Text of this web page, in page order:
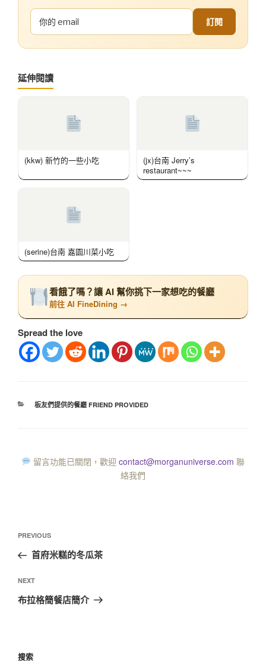
訂閱
延伸閱讀
(kkw) 新竹的一些小吃
(jx)台南 Jerry’s
restaurant~~~
(serine)台南 嘉園川菜小吃
看餓了嗎？讓 AI 幫你挑下一家想吃的餐廳
前往 AI FineDining →
Spread the love
板友們提供的餐廳 FRIEND PROVIDED
留言功能已關閉，歡迎 contact@morganuniverse.com 聯
絡我們
PREVIOUS
首府米糕的冬瓜茶
NEXT
布拉格簡餐店簡介
搜索